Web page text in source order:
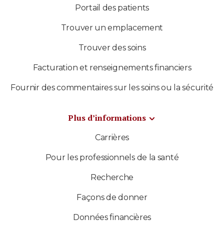
Portail des patients
Trouver un emplacement
Trouver des soins
Facturation et renseignements financiers
Fournir des commentaires sur les soins ou la sécurité
Plus d’informations
Carrières
Pour les professionnels de la santé
Recherche
Façons de donner
Données financières